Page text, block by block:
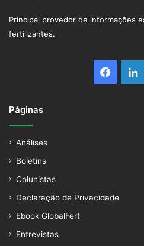
Principal provedor de informações
fertilizantes.
Páginas
Análises
Boletins
Colunistas
Declaração de Privacidade
Ebook GlobalFert
Entrevistas